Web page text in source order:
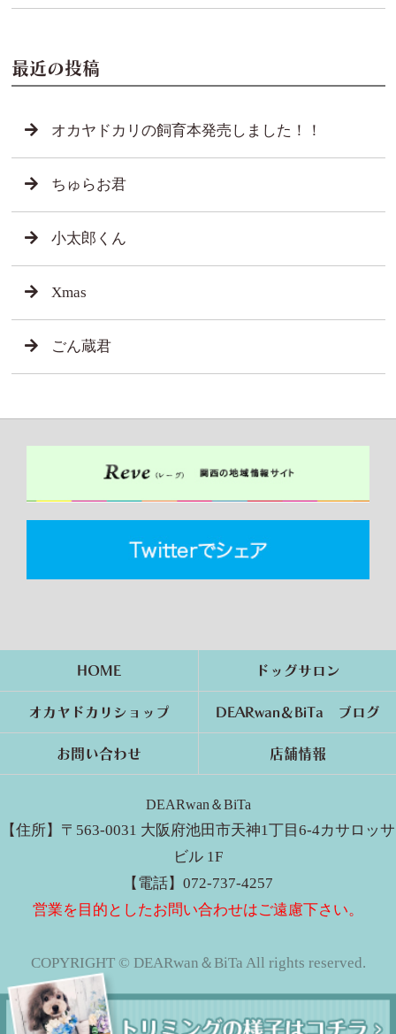
最近の投稿
オカヤドカリの飼育本発売しました！！
ちゅらお君
小太郎くん
Xmas
ごん蔵君
HOME ドッグサロン
オカヤドカリショップ DEARwan＆BiTa ブログ
お問い合わせ 店舗情報
DEARwan＆BiTa
【住所】〒563-0031 大阪府池田市天神1丁目6-4カサロッサ
ビル 1F
【電話】072-737-4257
営業を目的としたお問い合わせはご遠慮下さい。
COPYRIGHT © DEARwan＆BiTa All rights reserved.